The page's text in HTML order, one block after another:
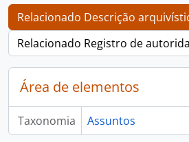
Relacionado Descrição
Relacionado Registro de
Área de elementos
Taxonomia Assuntos